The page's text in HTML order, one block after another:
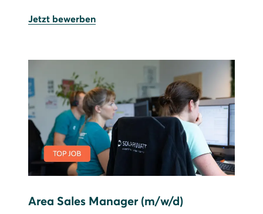
Jetzt bewerben
Area Sales Manager (m/w/d)